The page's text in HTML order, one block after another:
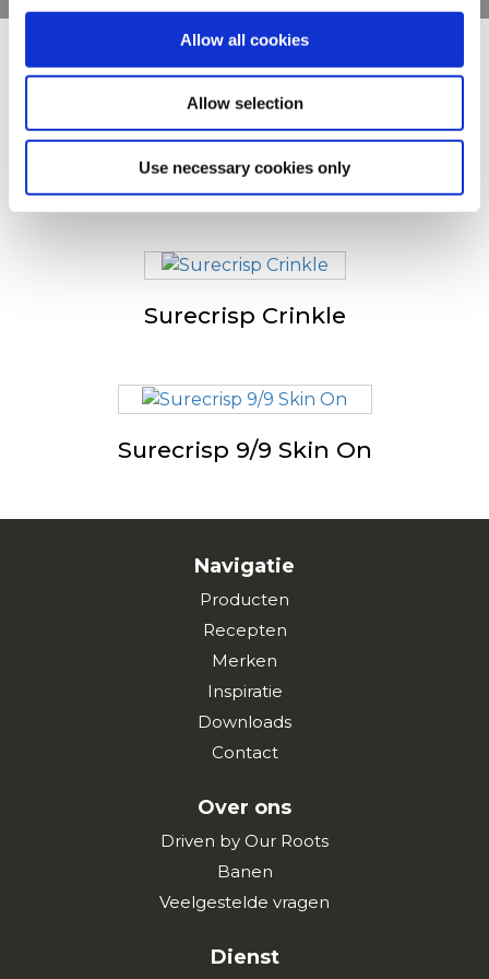
Allow all cookies
Allow selection
Use necessary cookies only
Anderen bekeken ook
Surecrisp Fry’n Dip Skin On
Surecrisp Crinkle
Surecrisp 9/9 Skin On
Navigatie
Producten
Recepten
Merken
Inspiratie
Downloads
Contact
Over ons
Driven by Our Roots
Banen
Veelgestelde vragen
Dienst